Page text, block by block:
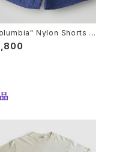
Nylon Shorts コ
ビア ナイロン 水陸両用 シ
トパンツ [M]